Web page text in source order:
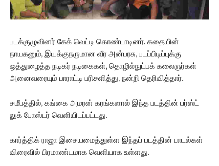
படக்குழுவினர் கேக் வெட்டி கொண்டாடினர். கதையின்
நாயகனும், இயக்குநருமான வீர அன்பரசு, படப்பிடிப்புக்கு
ஒத்துழைத்த நடிகர் நடிகைகள், தொழில்நுட்பக் கலைஞர்கள்
அனைவரையும் பாராட்டி பரிசளித்து, நன்றி தெரிவித்தார்.
சமீபத்தில், கங்கை அமரன் கரங்களால் இந்த படத்தின் பர்ஸ்ட்
லுக் போஸ்டர் வெளியிடப்பட்டது.
கார்த்திக் ராஜா இசையமைத்துள்ள இந்தப் படத்தின் பாடல்கள்
விரைவில் பிரமாண்டமாக வெளியாக உள்ளது.